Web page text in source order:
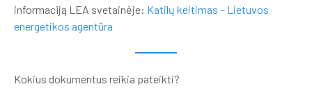
informaciją LEA svetainėje: Katilų keitimas – Lietuvos
energetikos agentūra
Kokius dokumentus reikia pateikti?